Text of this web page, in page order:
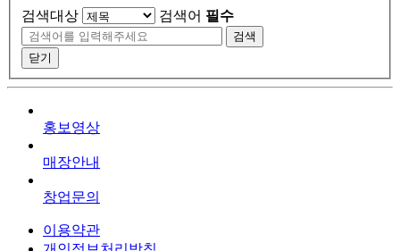
검색대상 검색어 필수
검색
닫기
홍보영상
매장안내
창업문의
이용약관